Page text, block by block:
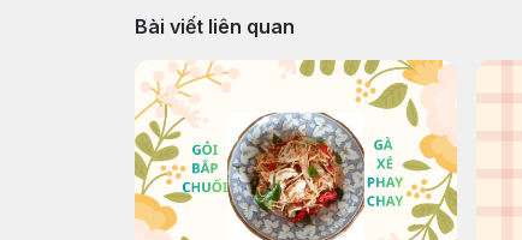
Bài viết liên quan